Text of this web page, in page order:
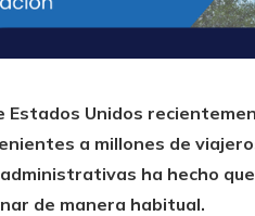
Estados Unidos
a millones de
ha hecho
de manera habitual.